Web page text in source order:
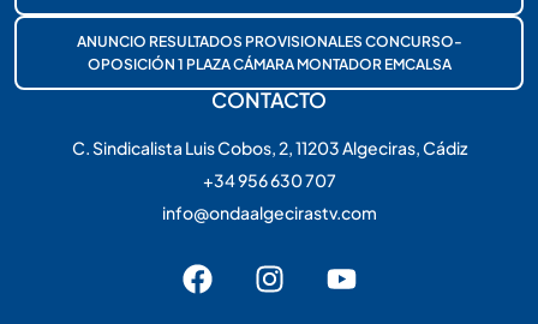
ANUNCIO RESULTADOS PROVISIONALES CONCURSO-
OPOSICIÓN 1 PLAZA CÁMARA MONTADOR EMCALSA
CONTACTO
C. Sindicalista Luis Cobos, 2, 11203 Algeciras, Cádiz
+34 956 630 707
info@ondaalgecirastv.com